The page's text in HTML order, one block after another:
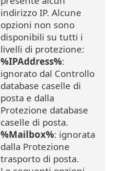
indirizzo IP. Alcune
opzioni non sono
disponibili su tutti i
livelli di protezione:
%IPAddress%:
ignorato dal Controllo
database caselle di
posta e dalla
Protezione database
caselle di posta.
%Mailbox%: ignorata
dalla Protezione
trasporto di posta.